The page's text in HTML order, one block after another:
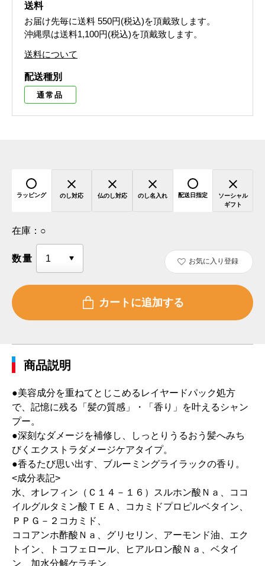
送料
お届け先毎に送料 550円(税込)を頂戴致します。
沖縄県は送料1,100円(税込)を頂戴致します。
送料について
配送種別
通常品
ラッピング のし対応 仏のし対応 のし名入れ 配送日指定
ソーシャル
ギフト
在庫： ○
数量 お気に入り登録
商品説明
●美容成分を重ねてとじこめるレイヤードパック処方
で、記憶に残る「髪の質感」・「香り」を叶えるシャン
プー。
●深刻なダメージを補修し、しっとりうるおう髪へみち
びくエクストラダメージケアタイプ。
●香るたび思い出す、ブルーミングライラックの香り。
<成分表記>
水、オレフィン（Ｃ１４－１６）スルホン酸Ｎａ、ココ
イルグルタミン酸ＴＥＡ、コカミドプロピルベタイン、
ＰＰＧ－２コカミド、
ココアンホ酢酸Ｎａ、グリセリン、アーモンド油、エク
トイン、トコフェロール、ヒアルロン酸Ｎａ、ベタイ
ン、加水分解ケラチン、